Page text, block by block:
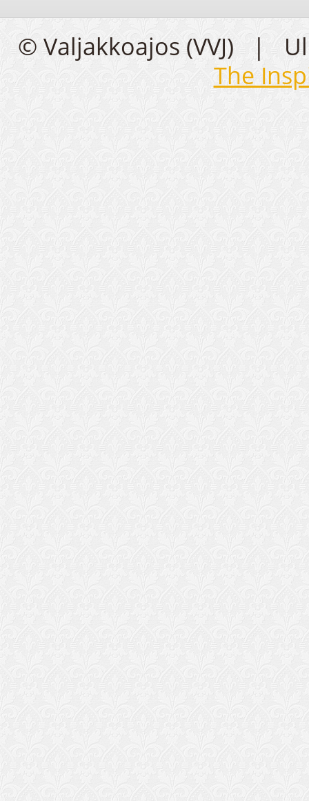
© Valjakkoajos (VVJ) |
The